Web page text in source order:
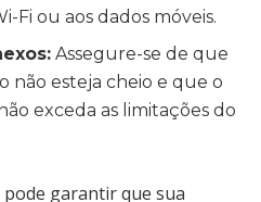
Fi ou aos dados móveis.
Assegure-se de que
não esteja cheio e que o
exceda as limitações do
garantir que sua